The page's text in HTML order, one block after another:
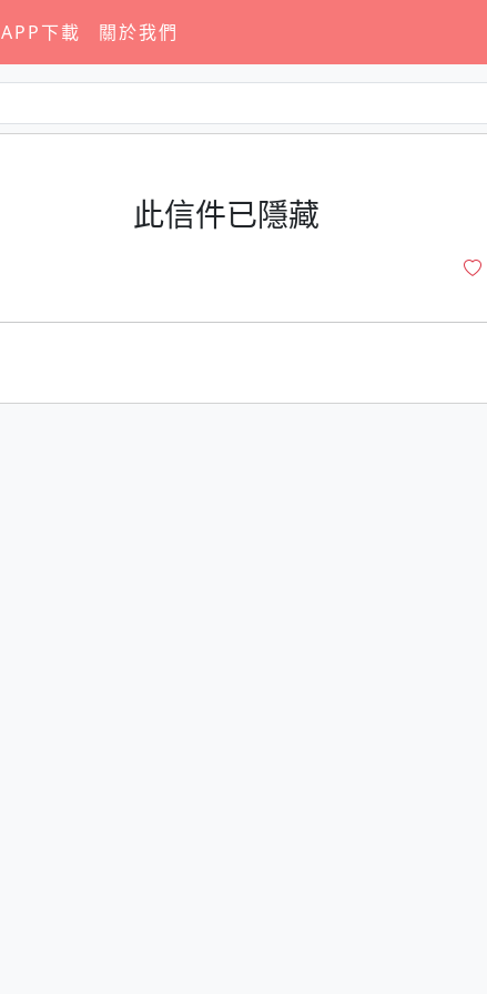
APP下載 關於我們
此信件已隱藏